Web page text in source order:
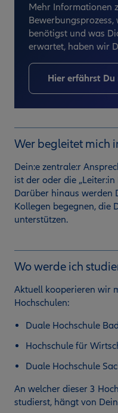
Mehr Informationen
benötigst und was
erwartet, haben wir
Hier erfährst Du
Wer begleitet mich
Dein:e zentrale:r
ist der oder die
Darüber hinaus werden
Kollegen begegnen, die
unterstützen.
Wo werde ich
Aktuell kooperieren wir
Hochschulen:
Duale Hochschule
Hochschule für
Duale Hochschule
An welcher dieser 3
studierst, hängt von